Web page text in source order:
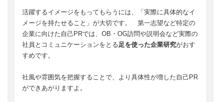
活躍するイメージをもってもらうには、「実際に具体的なイ
メージを持たせること」が大切です。 第一志望など特定の
企業に向けた自己PRでは、OB・OG訪問や説明会など実際の
社員とコミュニケーションをとる 足を使った企業研究がおす
すめです。
社風や雰囲気を把握することで、より具体性が増した自己PR
ができあがりますよ。